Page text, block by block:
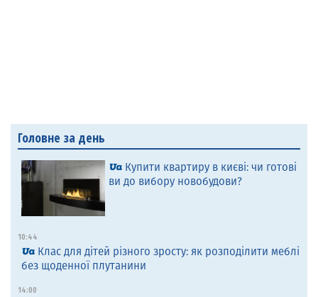
Головне за день
Купити квартиру в києві: чи готові
ви до вибору новобудови?
10:44
Клас для дітей різного зросту: як розподілити меблі
без щоденної плутанини
14:00